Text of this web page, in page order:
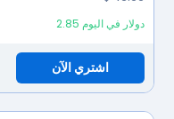
2.85 دولار في اليوم
اشتري الآن